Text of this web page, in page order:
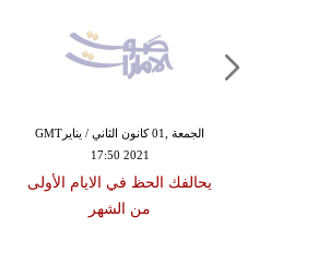
الجمعة ,01 كانون الثاني / ينايرGMT
17:50 2021
يحالفك الحظ في الايام الأولى
من الشهر